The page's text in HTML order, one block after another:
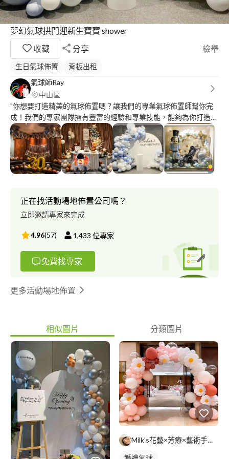
夢幻氣球拱門迎新生寶寶 shower
收藏
分享 檢舉
生日氣球佈置
背板出租
氣球師Ray
中山區
"你想要打造精美的氣球佈置嗎？讓我們的專業氣球佈置師幫你完
成！我們的專家團隊擁有豐富的經驗和專業技能，能夠為你打造令
人驚豔的氣球佈置。無論是婚禮、生日派對、商業展覽，我們都能
為你提供最專業的服務。趕快聯繫我們，讓你的活動變得更加精
彩！" Taiwan balloon artist?‍? ?國際氣球大賽冠軍? ?超耐久空飄氣
球專賣? ?高端客製化氣球佈置? ?精緻現場折氣球發送? ?專業氣球
櫥窗佈置設計? ⚠️如無意願請勿點擊保證回覆⚠️ 追求完美，成就經
正在找活動場地佈置公司嗎？
立即邀請專家來完成
4.96(57) 1,433 位專家
免費找專家
更多活動場地佈置
相似圖片 分類圖片
Milk's花藝×芳療×藝術手作工作室